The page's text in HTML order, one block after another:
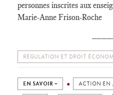
personnes inscrites aux
Marie-Anne Frison-Roche
RÉGULATION ET DROIT
EN SAVOIR + ACTION EN